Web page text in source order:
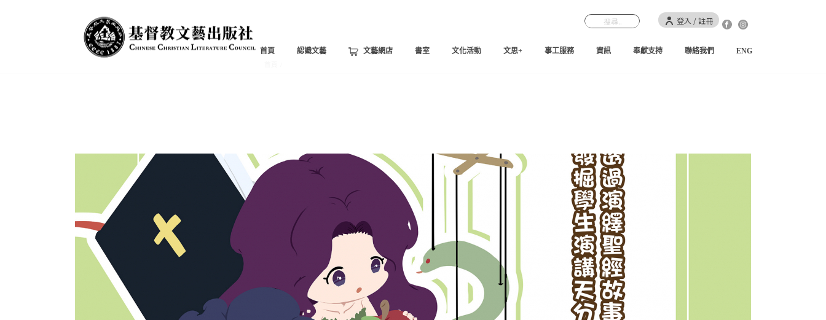
登入 / 註冊
首頁 認識文藝 文藝網店 書室 文化活動 文思+ 事工服務 資訊 奉獻支持 聯絡我們 ENG
文章集